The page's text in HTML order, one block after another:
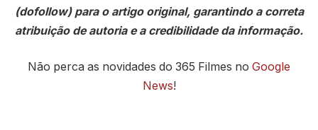
(dofollow) para o artigo original, garantindo a correta
atribuição de autoria e a credibilidade da informação.
Não perca as novidades do 365 Filmes no Google
News!